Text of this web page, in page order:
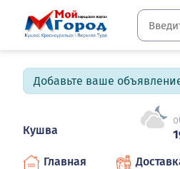
Добавьте ваше
Кушва
Главная